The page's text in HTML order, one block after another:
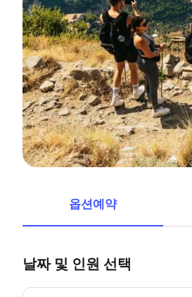
옵션예약
날짜 및 인원 선택